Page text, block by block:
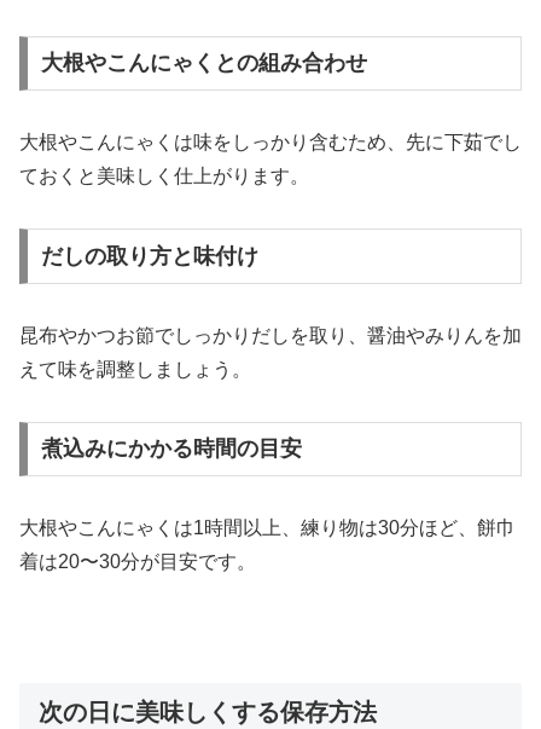
大根やこんにゃくとの組み合わせ
大根やこんにゃくは味をしっかり含むため、先に下茹でし
ておくと美味しく仕上がります。
だしの取り方と味付け
昆布やかつお節でしっかりだしを取り、醤油やみりんを加
えて味を調整しましょう。
煮込みにかかる時間の目安
大根やこんにゃくは1時間以上、練り物は30分ほど、餅巾
着は20〜30分が目安です。
次の日に美味しくする保存方法